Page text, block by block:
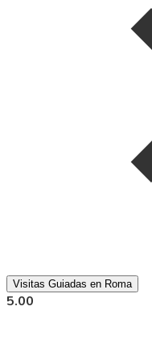
Visitas Guiadas en Roma
5.00